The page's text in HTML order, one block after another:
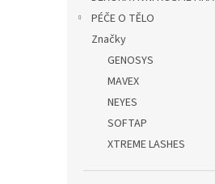
PÉČE O TĚLO
Značky
GENOSYS
MAVEX
NEYES
SOFTAP
XTREME LASHES